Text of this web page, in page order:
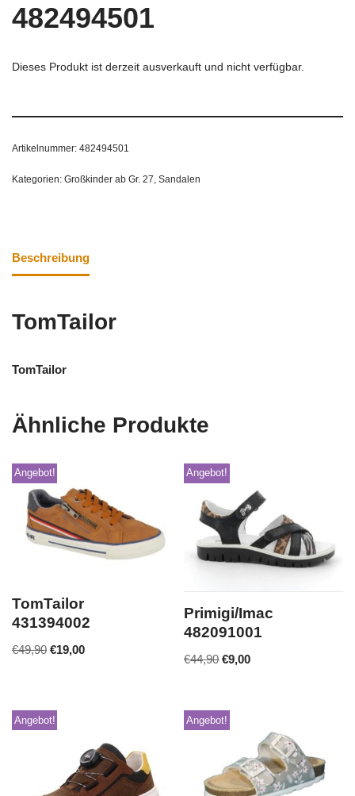
482494501
Dieses Produkt ist derzeit ausverkauft und nicht verfügbar.
Artikelnummer: 482494501
Kategorien: Großkinder ab Gr. 27 Sandalen
Beschreibung
TomTailor
TomTailor
Ähnliche Produkte
Angebot!
TomTailor
431394002
€49,90 €19,00
Angebot!
Primigi/Imac
482091001
€44,90 €9,00
Angebot! Angebot!